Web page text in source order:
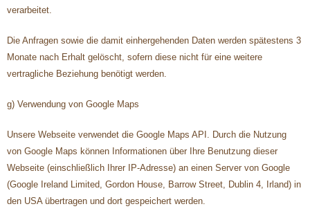
verarbeitet.
Die Anfragen sowie die damit einhergehenden Daten werden spätestens 3
Monate nach Erhalt gelöscht, sofern diese nicht für eine weitere
vertragliche Beziehung benötigt werden.
g) Verwendung von Google Maps
Unsere Webseite verwendet die Google Maps API. Durch die Nutzung
von Google Maps können Informationen über Ihre Benutzung dieser
Webseite (einschließlich Ihrer IP-Adresse) an einen Server von Google
(Google Ireland Limited, Gordon House, Barrow Street, Dublin 4, Irland) in
den USA übertragen und dort gespeichert werden.